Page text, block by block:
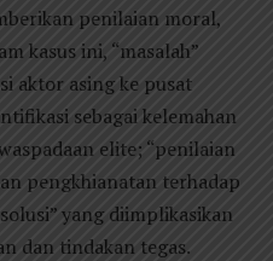
penilaian moral,
kasus ini, “masalah”
aktor asing ke pusat
sebagai kelemahan
elite; “penilaian
pengkhianatan terhadap
yang diimplikasikan
dan tindakan tegas.